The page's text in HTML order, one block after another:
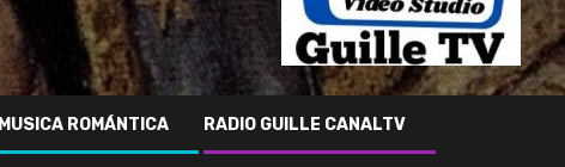
Rosas–
MUSICA ROMÁNTICA RADIO GUILLE CANALTV